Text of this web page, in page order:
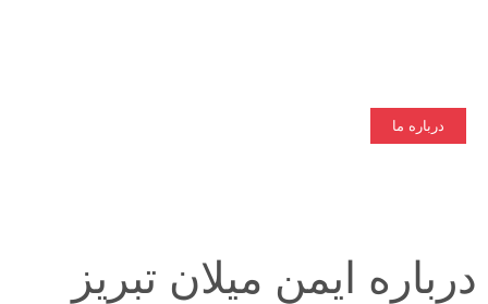
درباره ما
درباره ایمن میلان تبریز